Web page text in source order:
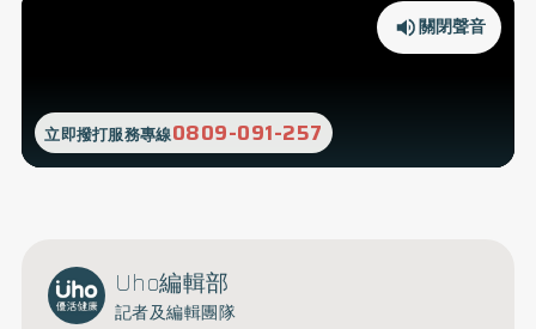
立即撥打服務專線0809-091-257
關閉聲音
Uho編輯部
記者及編輯團隊